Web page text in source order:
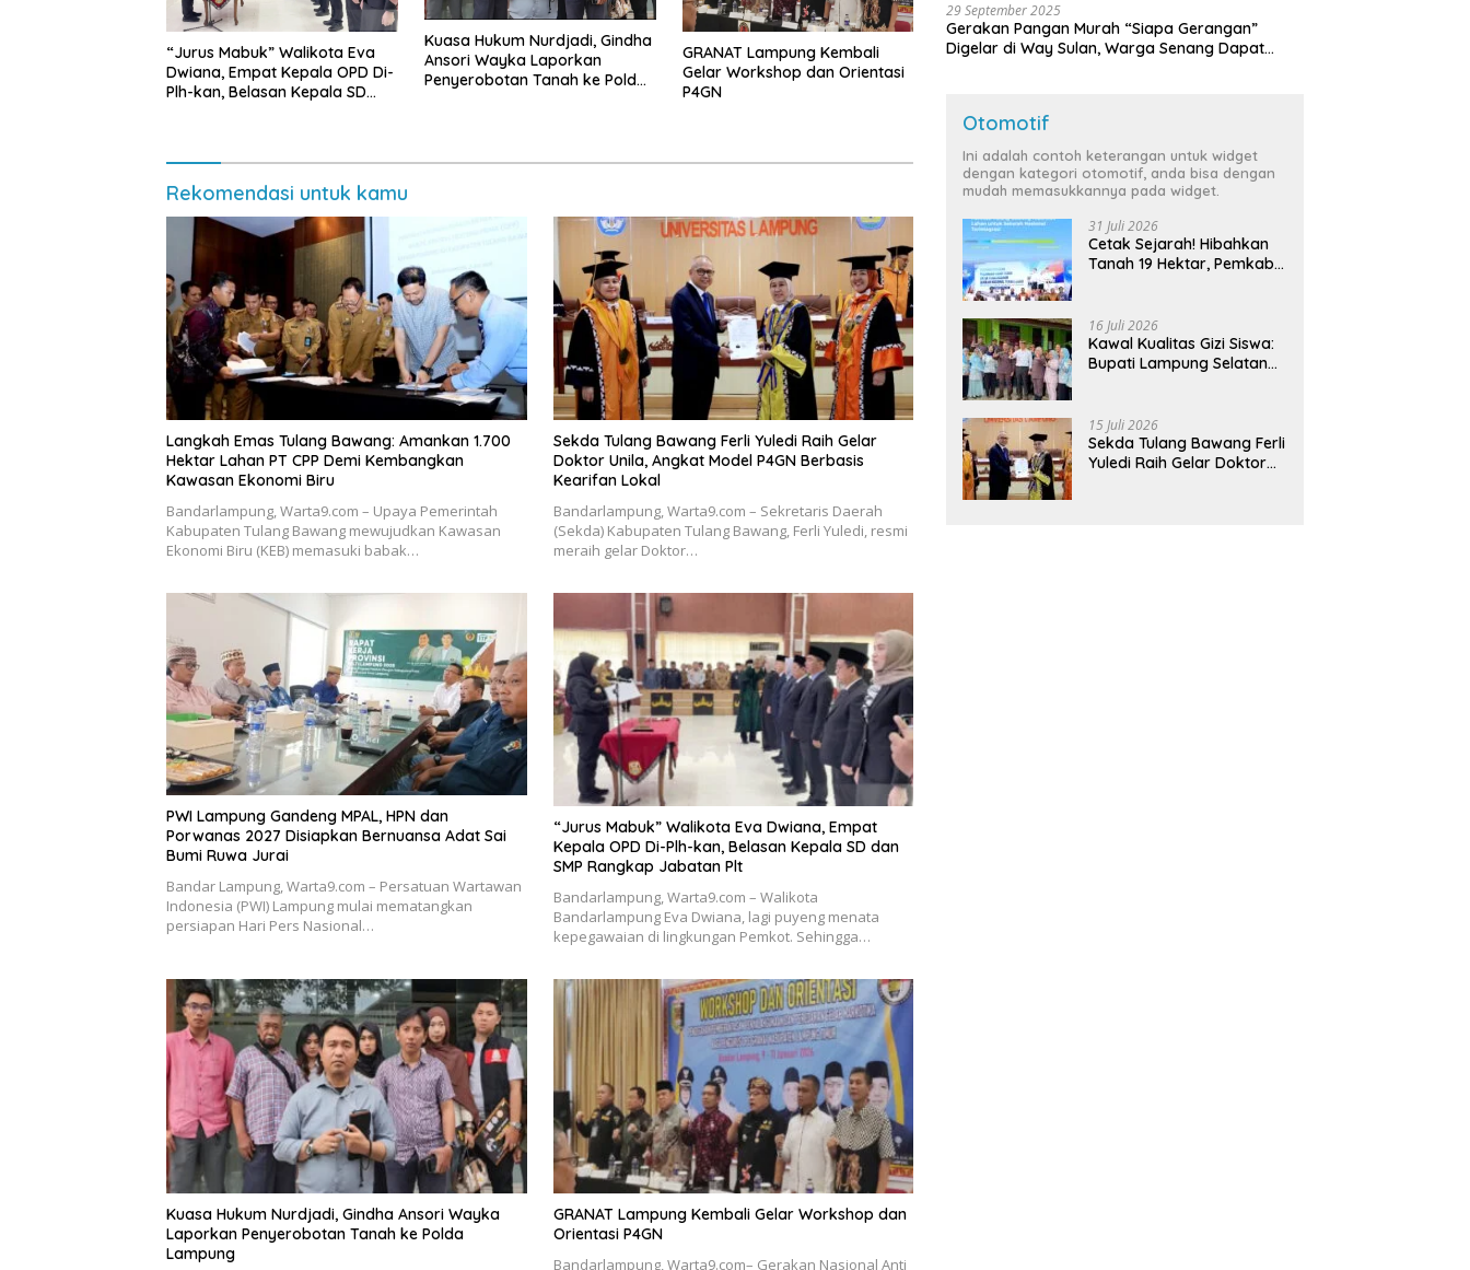
“Jurus Mabuk” Walikota Eva
Dwiana, Empat Kepala OPD Di-
Plh-kan, Belasan Kepala SD
Kuasa Hukum Nurdjadi, Gindha
Ansori Wayka Laporkan
Penyerobotan Tanah ke Polda
GRANAT Lampung Kembali
Gelar Workshop dan Orientasi
P4GN
Rekomendasi untuk kamu
Langkah Emas Tulang Bawang: Amankan 1.700
Hektar Lahan PT CPP Demi Kembangkan
Kawasan Ekonomi Biru
Bandarlampung, Warta9.com – Upaya Pemerintah
Kabupaten Tulang Bawang mewujudkan Kawasan
Ekonomi Biru (KEB) memasuki babak…
Sekda Tulang Bawang Ferli Yuledi Raih Gelar
Doktor Unila, Angkat Model P4GN Berbasis
Kearifan Lokal
Bandarlampung, Warta9.com – Sekretaris Daerah
(Sekda) Kabupaten Tulang Bawang, Ferli Yuledi, resmi
meraih gelar Doktor…
PWI Lampung Gandeng MPAL, HPN dan
Porwanas 2027 Disiapkan Bernuansa Adat Sai
Bumi Ruwa Jurai
Bandar Lampung, Warta9.com – Persatuan Wartawan
Indonesia (PWI) Lampung mulai mematangkan
persiapan Hari Pers Nasional…
“Jurus Mabuk” Walikota Eva Dwiana, Empat
Kepala OPD Di-Plh-kan, Belasan Kepala SD dan
SMP Rangkap Jabatan Plt
Bandarlampung, Warta9.com – Walikota
Bandarlampung Eva Dwiana, lagi puyeng menata
kepegawaian di lingkungan Pemkot. Sehingga…
Kuasa Hukum Nurdjadi, Gindha Ansori Wayka
Laporkan Penyerobotan Tanah ke Polda
Lampung
GRANAT Lampung Kembali Gelar Workshop dan
Orientasi P4GN
Bandarlampung, Warta9.com– Gerakan Nasional Anti
29 September 2025
Gerakan Pangan Murah “Siapa Gerangan”
Digelar di Way Sulan, Warga Senang Dapat
Otomotif
Ini adalah contoh keterangan untuk widget
dengan kategori otomotif, anda bisa dengan
mudah memasukkannya pada widget.
31 Juli 2026
Cetak Sejarah! Hibahkan
Tanah 19 Hektar, Pemkab
Terintegrasi Pertama di
Lampung
16 Juli 2026
Kawal Kualitas Gizi Siswa:
Bupati Lampung Selatan
Bergizi Gratis di Natar
15 Juli 2026
Sekda Tulang Bawang Ferli
Yuledi Raih Gelar Doktor